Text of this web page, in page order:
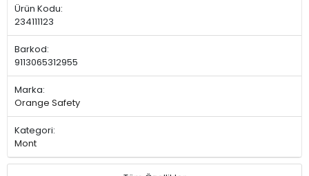
Ürün Kodu:
234111123
Barkod:
9113065312955
Marka:
Orange Safety
Kategori:
Mont